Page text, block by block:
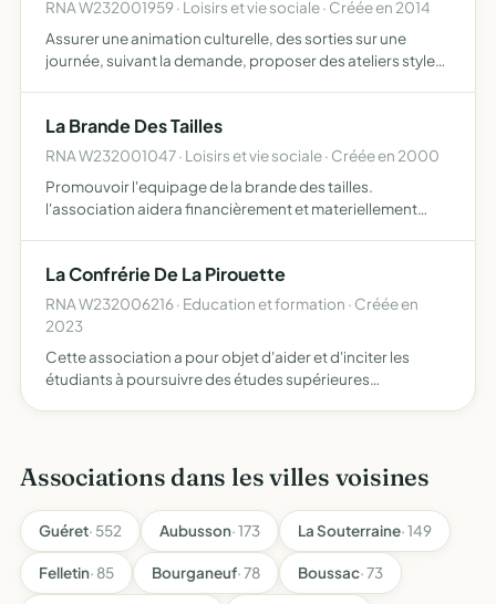
RNA W232001959 · Loisirs et vie sociale · Créée en 2014
Assurer une animation culturelle, des sorties sur une
journée, suivant la demande, proposer des ateliers style
La Brande Des Tailles
RNA W232001047 · Loisirs et vie sociale · Créée en 2000
Promouvoir l'equipage de la brande des tailles.
l'association aidera financièrement et materiellement
chasse, vie …
La Confrérie De La Pirouette
RNA W232006216 · Education et formation · Créée en
2023
Cette association a pour objet d'aider et d'inciter les
étudiants à poursuivre des études supérieures
Associations dans les villes voisines
Guéret· 552 Aubusson· 173 La Souterraine· 149
Felletin· 85 Bourganeuf· 78 Boussac· 73